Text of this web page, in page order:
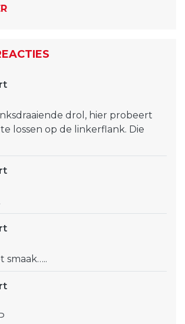
drol, hier probeert
lossen op de linkerflank. Die
smaak…..